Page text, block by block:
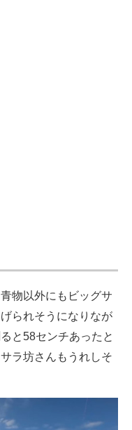
物以外にもビッグサ
られそうになりなが
と58センチあったと
ラ坊さんもうれしそ